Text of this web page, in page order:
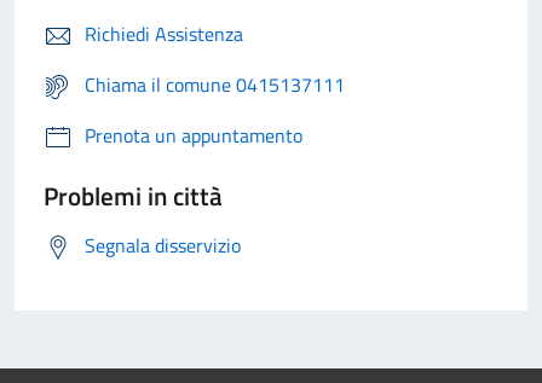
Richiedi Assistenza
Chiama il comune 0415137111
Prenota un appuntamento
Problemi in città
Segnala disservizio